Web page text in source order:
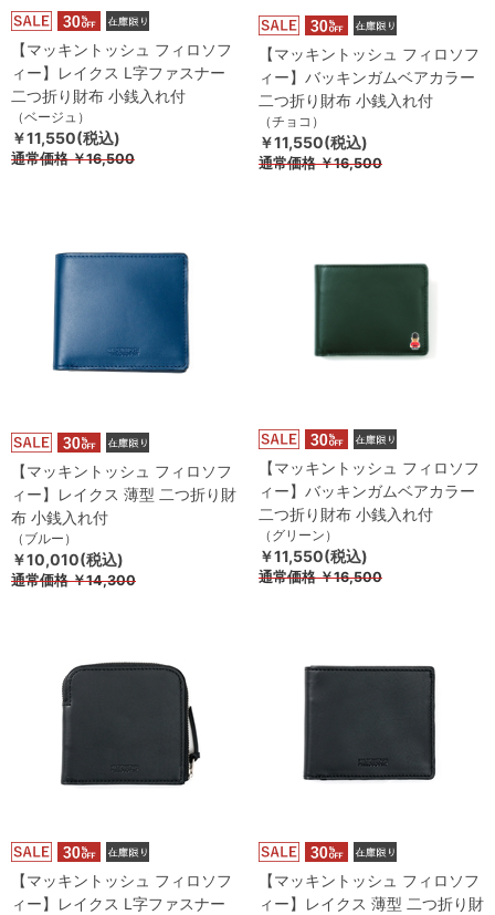
【マッキントッシュ フィロソフ
ィー】レイクス L字ファスナー
二つ折り財布 小銭入れ付
（ベージュ）
￥11,550(税込)
通常価格￥16,500
【マッキントッシュ フィロソフ
ィー】バッキンガムベアカラー
二つ折り財布 小銭入れ付
（チョコ）
￥11,550(税込)
通常価格￥16,500
【マッキントッシュ フィロソフ
ィー】レイクス 薄型 二つ折り財
布 小銭入れ付
（ブルー）
￥10,010(税込)
通常価格￥14,300
【マッキントッシュ フィロソフ
ィー】バッキンガムベアカラー
二つ折り財布 小銭入れ付
（グリーン）
￥11,550(税込)
通常価格￥16,500
【マッキントッシュ フィロソフ
ィー】レイクス L字ファスナー
【マッキントッシュ フィロソフ
ィー】レイクス 薄型 二つ折り財